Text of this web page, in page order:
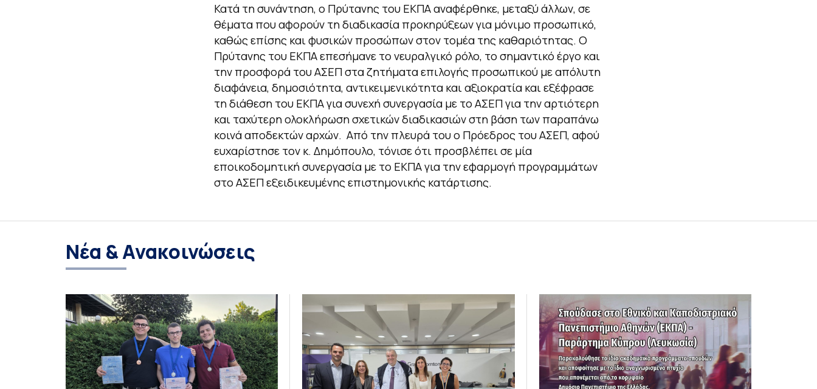
Κατά τη συνάντηση, ο Πρύτανης του ΕΚΠΑ αναφέρθηκε, μεταξύ άλλων, σε
θέματα που αφορούν τη διαδικασία προκηρύξεων για μόνιμο προσωπικό,
καθώς επίσης και φυσικών προσώπων στον τομέα της καθαριότητας. Ο
Πρύτανης του ΕΚΠΑ επεσήμανε το νευραλγικό ρόλο, το σημαντικό έργο και
την προσφορά του ΑΣΕΠ στα ζητήματα επιλογής προσωπικού με απόλυτη
διαφάνεια, δημοσιότητα, αντικειμενικότητα και αξιοκρατία και εξέφρασε
τη διάθεση του ΕΚΠΑ για συνεχή συνεργασία με το ΑΣΕΠ για την αρτιότερη
και ταχύτερη ολοκλήρωση σχετικών διαδικασιών στη βάση των παραπάνω
κοινά αποδεκτών αρχών. Από την πλευρά του ο Πρόεδρος του ΑΣΕΠ, αφού
ευχαρίστησε τον κ. Δημόπουλο, τόνισε ότι προσβλέπει σε μία
εποικοδομητική συνεργασία με το ΕΚΠΑ για την εφαρμογή προγραμμάτων
στο ΑΣΕΠ εξειδικευμένης επιστημονικής κατάρτισης.
Νέα & Ανακοινώσεις